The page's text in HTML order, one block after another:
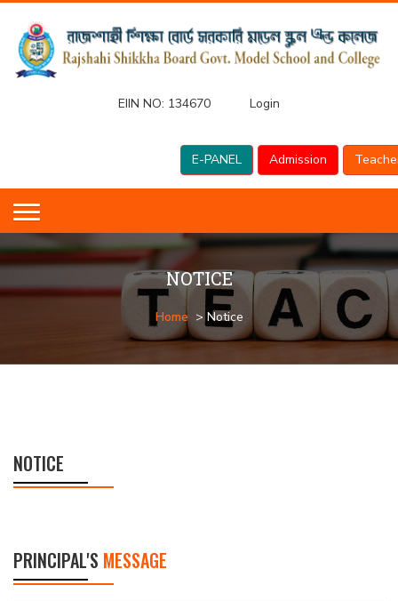
EIIN NO: 134670 Login
E-PANEL Admission
NOTICE
Home > Notice
NOTICE
PRINCIPAL'S MESSAGE